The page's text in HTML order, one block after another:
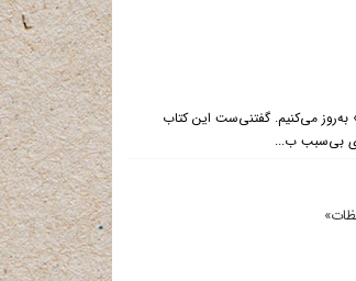
می‌کنیم. گفتنی‌ست این کتاب
بی‌سبب ب...